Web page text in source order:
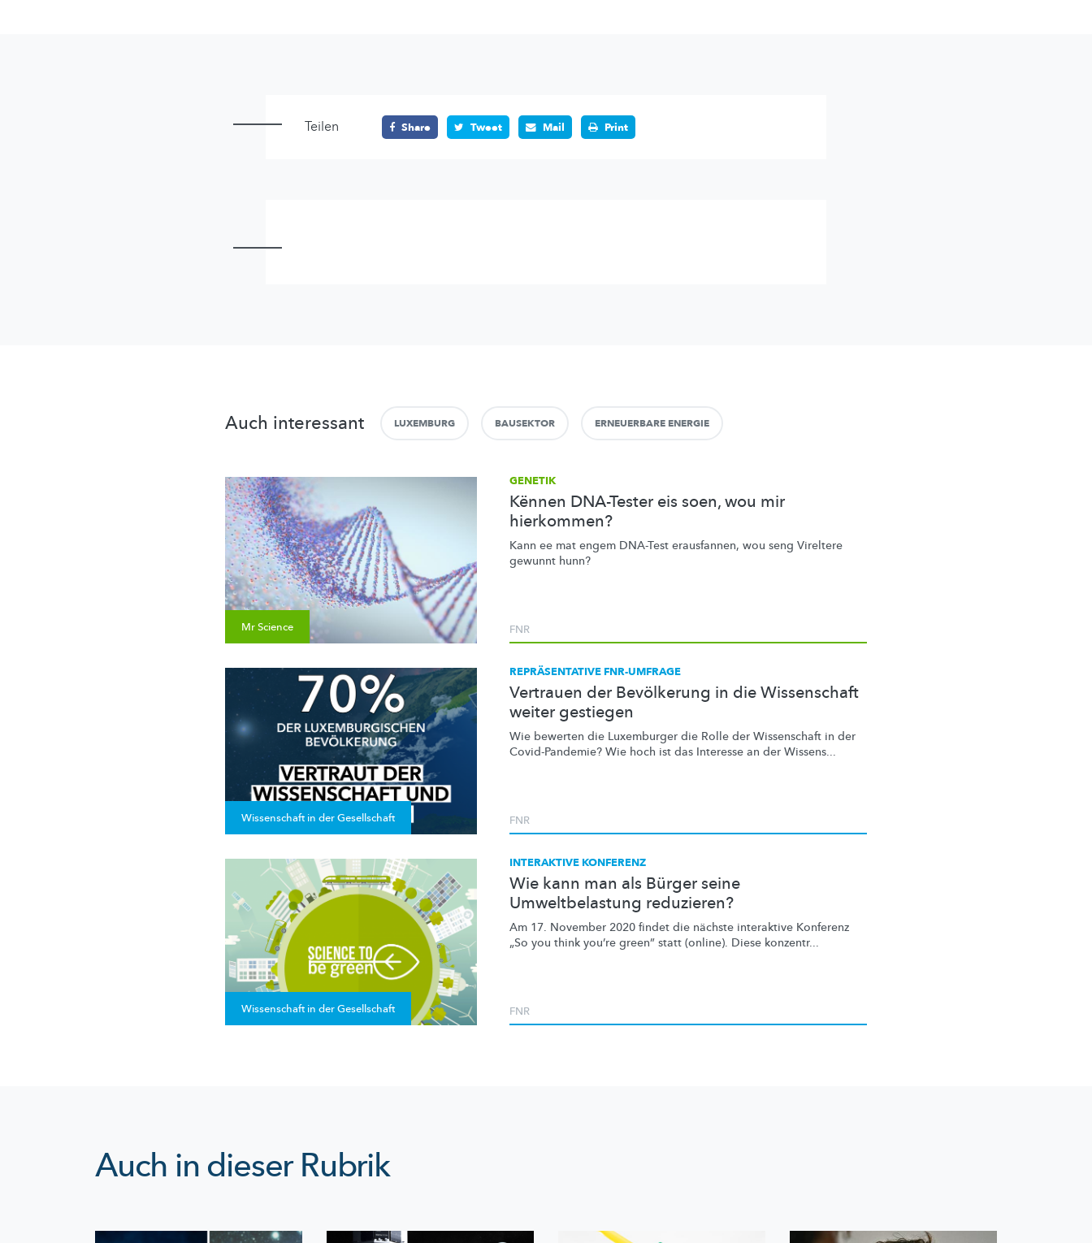
Teilen Share Tweet Mail Print
Auch interessant LUXEMBURG BAUSEKTOR ERNEUERBARE ENERGIE
Mr Science
GENETIK
Kënnen DNA-Tester eis soen, wou mir
hierkommen?
Kann ee mat engem DNA-Test erausfannen, wou seng Vireltere
gewunnt hunn?
FNR
Wissenschaft in der Gesellschaft
REPRÄSENTATIVE FNR-UMFRAGE
Vertrauen der Bevölkerung in die Wissenschaft
weiter gestiegen
Wie bewerten die Luxemburger die Rolle der Wissenschaft in der
Covid-Pandemie? Wie hoch ist das Interesse an der Wissens...
FNR
Wissenschaft in der Gesellschaft
INTERAKTIVE KONFERENZ
Wie kann man als Bürger seine
Umweltbelastung reduzieren?
Am 17. November 2020 findet die nächste interaktive Konferenz
„So you think you’re green” statt (online). Diese konzentr...
FNR
Auch in dieser Rubrik